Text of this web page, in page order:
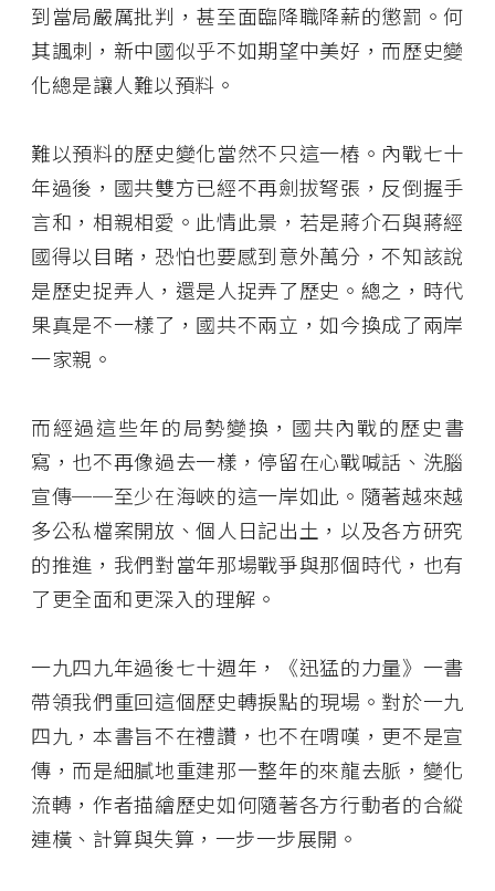
到當局嚴厲批判，甚至面臨降職降薪的懲罰。何
其諷刺，新中國似乎不如期望中美好，而歷史變
化總是讓人難以預料。
難以預料的歷史變化當然不只這一樁。內戰七十
年過後，國共雙方已經不再劍拔弩張，反倒握手
言和，相親相愛。此情此景，若是蔣介石與蔣經
國得以目睹，恐怕也要感到意外萬分，不知該說
是歷史捉弄人，還是人捉弄了歷史。總之，時代
果真是不一樣了，國共不兩立，如今換成了兩岸
一家親。
而經過這些年的局勢變換，國共內戰的歷史書
寫，也不再像過去一樣，停留在心戰喊話、洗腦
宣傳──至少在海峽的這一岸如此。隨著越來越
多公私檔案開放、個人日記出土，以及各方研究
的推進，我們對當年那場戰爭與那個時代，也有
了更全面和更深入的理解。
一九四九年過後七十週年，《迅猛的力量》一書
帶領我們重回這個歷史轉捩點的現場。對於一九
四九，本書旨不在禮讚，也不在喟嘆，更不是宣
傳，而是細膩地重建那一整年的來龍去脈，變化
流轉，作者描繪歷史如何隨著各方行動者的合縱
連橫、計算與失算，一步一步展開。